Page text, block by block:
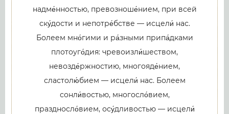
надме́нностью, превозноше́нием, при всей
ску́дости и непотре́бстве — исцели́ нас.
Болеем мно́гими и ра́зными припа́дками
плотоуго́дия: чревоизли́шеством,
невозде́ржностию, многояде́нием,
сластолю́бием — исцели́ нас. Болеем
сонли́востью, многосло́вием,
праздносло́вием, осу́дливостью — исцели́